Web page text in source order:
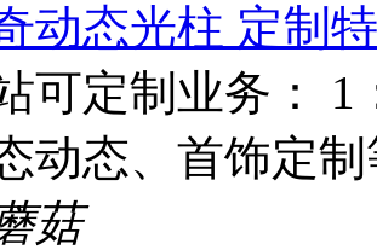
动态光柱 定制
可定制业务： 1
动态、首饰定
菇